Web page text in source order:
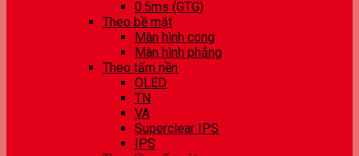
0.5ms (GTG)
Theo bề mặt
Màn hình cong
Màn hình phẳng
Theo tấm nền
OLED
TN
VA
Superclear IPS
IPS